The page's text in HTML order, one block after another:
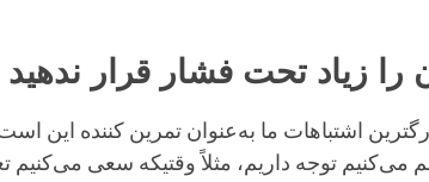
را زیاد تحت فشار قرار ندهید
اشتباهات ما به‌عنوان تمرین کننده این
می‌کنیم توجه داریم، مثلاً وقتیکه سعی می‌کنیم